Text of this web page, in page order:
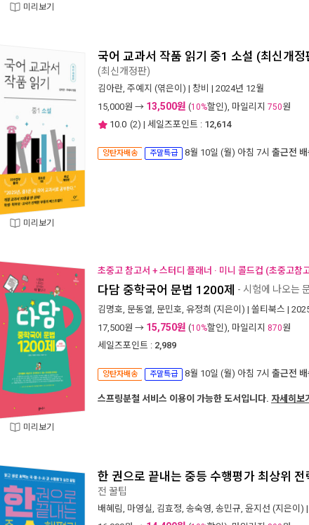
미리보기
미리보기
국어 교과서 작품 읽기 중1 소설 (최신개정
(최신개정판)
김아란, 주예지 (엮은이) | 창비 | 2024년 12월
15,000원 → 13,500원 (10%할인), 마일리지 750원
10.0 (2) | 세일즈포인트 : 12,614
양탄자배송 주말특급 8월 10일 (월) 아침 7시 출근전 배
미리보기
초중고 참고서 + 스터디 플래너 · 미니 콜드컵 (초중고참
다담 중학국어 문법 1200제 - 시험에 나오는
김명호, 문동열, 문민호, 유정희 (지은이) | 쏠티북스 |
17,500원 → 15,750원 (10%할인), 마일리지 870원
세일즈포인트 : 2,989
양탄자배송 주말특급 8월 10일 (월) 아침 7시 출근전 배
스프링분철 서비스 이용이 가능한 도서입니다. 자세히보기
한 권으로 끝내는 중등 수행평가 최상위 전
전 꿀팁
배혜림, 마영실, 김효정, 송숙영, 송민규, 윤지선 (지은이) |